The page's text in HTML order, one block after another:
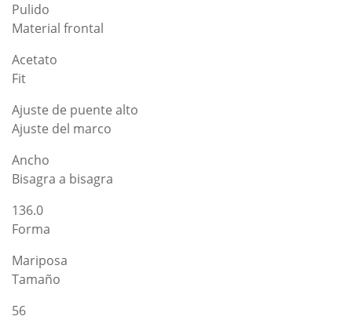
Pulido
Material frontal
Acetato
Fit
Ajuste de puente alto
Ajuste del marco
Ancho
Bisagra a bisagra
136.0
Forma
Mariposa
Tamaño
56